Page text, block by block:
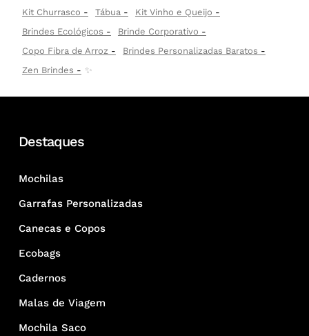
Kit Churrasco
Tábua
Kit Vinho e Queijo
Brindes Ecológicos
Brinde Corporativo
Copo Fibra de Arroz
Brindes Personalizadas Baratos
Zen Brindes
✨
Destaques
Mochilas
Garrafas Personalizadas
Canecas e Copos
Ecobags
Cadernos
Malas de Viagem
Mochila Saco